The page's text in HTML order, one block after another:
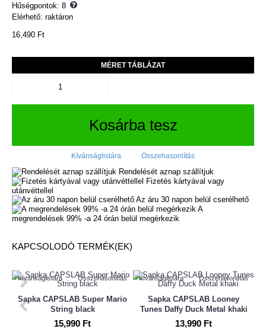
Hűségpontok: 8
Elérhető: raktáron
16,490 Ft
MÉRET TÁBLÁZAT
Kosárba tesz
Kívánságlistára Összehasonlítás
Rendelését aznap szállítjuk
Fizetés kártyával vagy
utánvéttellel
Az áru 30 napon belül cserélhető
A
megrendelések 99% -a 24 órán belül megérkezik
KAPCSOLODÓ TERMÉK(EK)
Kívánságlistára Összehasonlítás
Sapka CAPSLAB Super Mario
String black
15,990 Ft
Kívánságlistára Összehasonlítás
Sapka CAPSLAB Looney
Tunes Daffy Duck Metal khaki
13,990 Ft